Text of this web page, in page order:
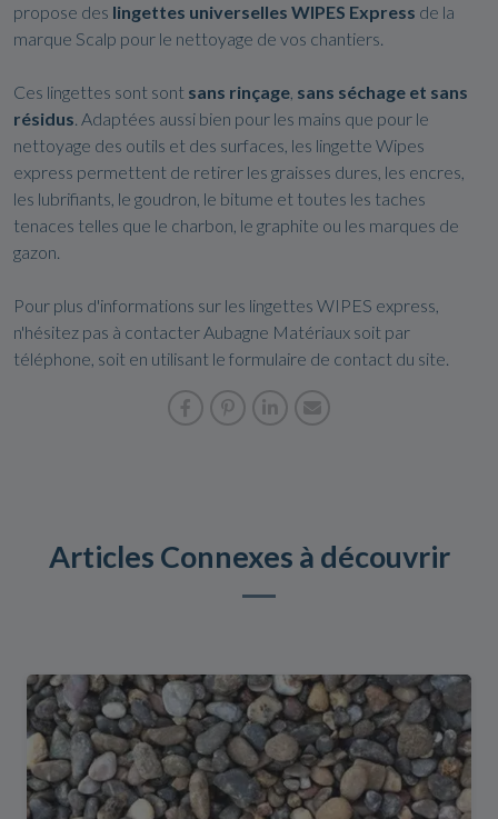
propose des lingettes universelles WIPES Express de la
marque Scalp pour le nettoyage de vos chantiers.
Ces lingettes sont sont sans rinçage sans séchage et sans
résidus. Adaptées aussi bien pour les mains que pour le
nettoyage des outils et des surfaces, les lingette Wipes
express permettent de retirer les graisses dures, les encres,
les lubrifiants, le goudron, le bitume et toutes les taches
tenaces telles que le charbon, le graphite ou les marques de
gazon.
Pour plus d'informations sur les lingettes WIPES express,
n'hésitez pas à contacter Aubagne Matériaux soit par
téléphone, soit en utilisant le formulaire de contact du site.
Articles Connexes à découvrir